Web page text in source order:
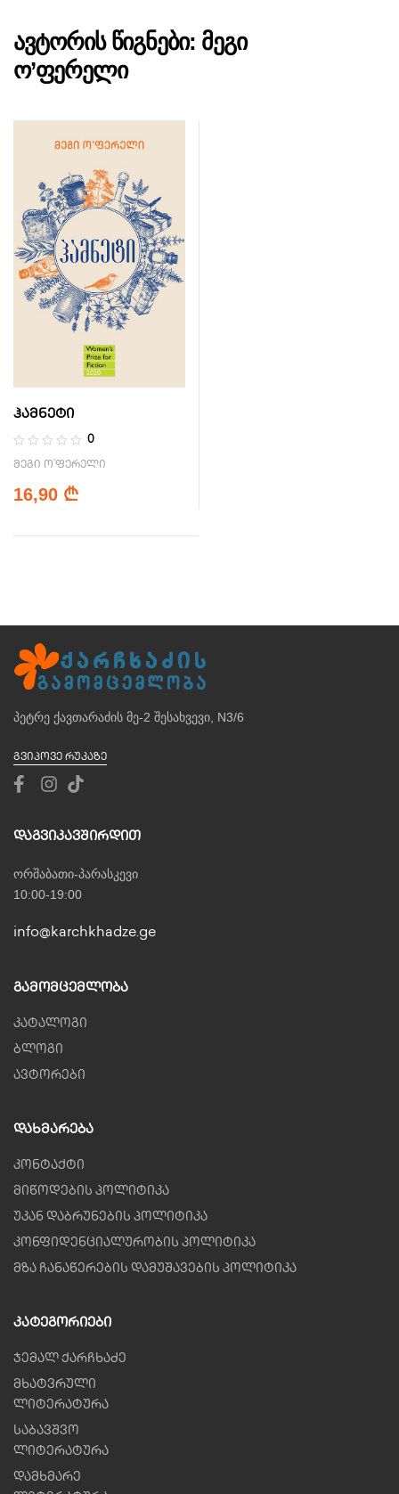
ავტორის წიგნები: მეგი
ო’ფერელი
ჰამნეტი
0
მეგი ო’ფერელი
16,90 ₾
პეტრე ქავთარაძის მე-2 შესახვევი, N3/6
ᲒᲕᲘᲞᲝᲕᲔ ᲠᲣᲙᲐᲖᲔ
Დაგვიკავშირდით
ორშაბათი-პარასკევი
10:00-19:00
info@karchkhadze.ge
Გამომცემლობა
კატალოგი
ბლოგი
ავტორები
Დახმარება
კონტაქტი
მიწოდების პოლიტიკა
უკან დაბრუნების პოლიტიკა
კონფიდენციალურობის პოლიტიკა
მზა ჩანაწერების დამუშავების პოლიტიკა
Კატეგორიები
ჯემალ ქარჩხაძე
მხატვრული
ლიტერატურა
საბავშვო
ლიტერატურა
დამხმარე